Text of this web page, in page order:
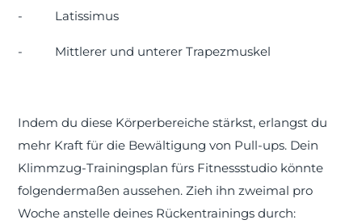
- Latissimus
- Mittlerer und unterer Trapezmuskel
Indem du diese Körperbereiche stärkst, erlangst du
mehr Kraft für die Bewältigung von Pull-ups. Dein
Klimmzug-Trainingsplan fürs Fitnessstudio könnte
folgendermaßen aussehen. Zieh ihn zweimal pro
Woche anstelle deines Rückentrainings durch: